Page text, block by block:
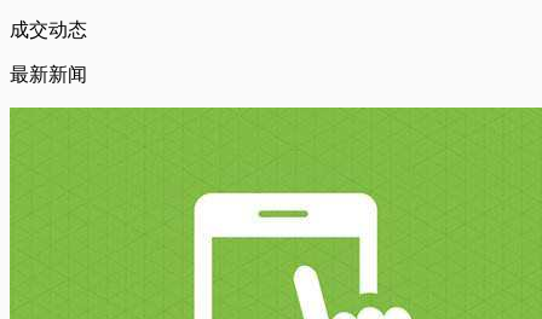
成交动态
最新新闻